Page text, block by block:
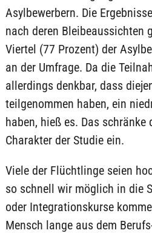
Asylbewerbern. Die
nach deren Bleibeaussichten
Viertel (77 Prozent) der
an der Umfrage. Da die
allerdings denkbar, dass
teilgenommen haben, ein
haben, hieß es. Das schränke
Charakter der Studie ein.
Viele der Flüchtlinge seien
so schnell wir möglich in die
oder Integrationskurse
Mensch lange aus dem